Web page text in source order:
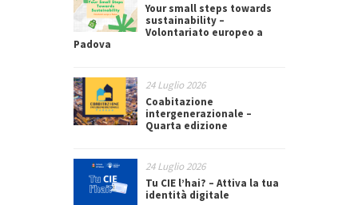
Your small steps towards
sustainability –
Volontariato europeo a
Padova
24 Luglio 2026
Coabitazione
intergenerazionale –
Quarta edizione
24 Luglio 2026
Tu CIE l’hai? – Attiva la tua
identità digitale